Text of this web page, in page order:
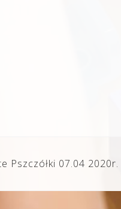
Pszczółki 07.04 2020r.